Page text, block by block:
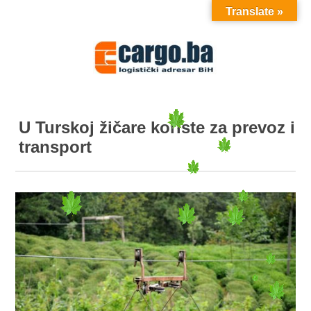
MENU
U Turskoj žičare koriste za prevoz i
transport
Translate »